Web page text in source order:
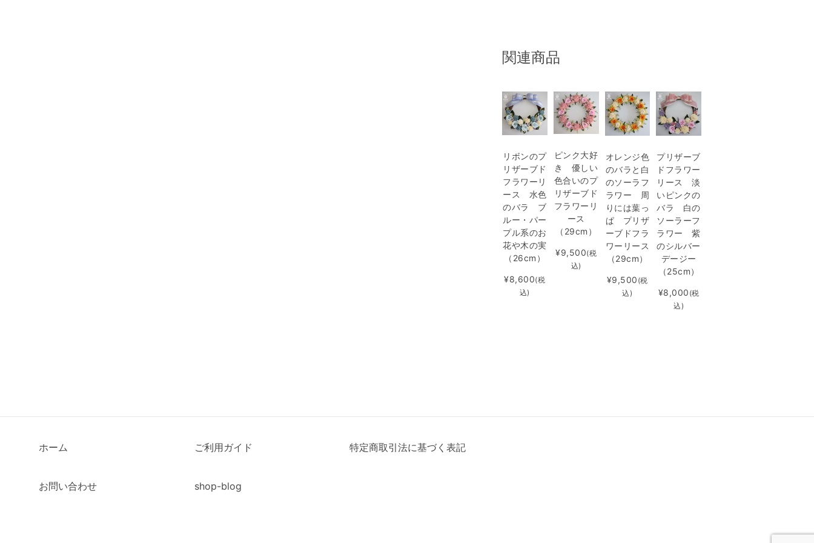
関連商品
リボンのプ
リザーブド
フラワーリ
ース 水色
のバラ ブ
ルー・パー
プル系のお
花や木の実
（26cm）
¥8,600(税
込)
ピンク大好
き 優しい
色合いのプ
リザーブド
フラワーリ
ース
（29cm）
¥9,500(税
込)
オレンジ色
のバラと白
のソーラフ
ラワー 周
りには葉っ
ぱ プリザ
ーブドフラ
ワーリース
（29cm）
¥9,500 (税
込)
プリザーブ
ドフラワー
リース 淡
いピンクの
バラ 白の
ソーラーフ
ラワー 紫
のシルバー
デージー
（25cm）
¥8,000 (税
込)
ホーム ご利用ガイド 特定商取引法に基づく表記
お問い合わせ shop-blog